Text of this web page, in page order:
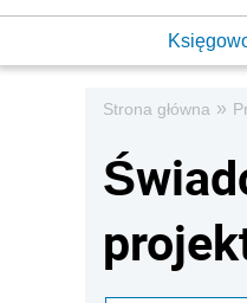
Strona główna »